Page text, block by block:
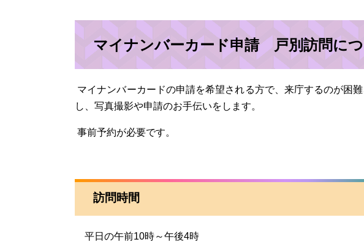
マイナンバーカード申請 戸別訪問に
マイナンバーカードの申請を希望される方で、来庁するのが困
し、写真撮影や申請のお手伝いをします。
事前予約が必要です。
訪問時間​
平日の午前10時～午後4時